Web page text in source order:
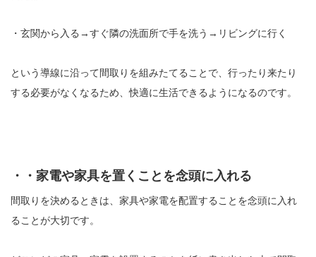
・玄関から入る→すぐ隣の洗面所で手を洗う→リビングに行く
という導線に沿って間取りを組みたてることで、行ったり来たり
する必要がなくなるため、快適に生活できるようになるのです。
・・家電や家具を置くことを念頭に入れる
間取りを決めるときは、家具や家電を配置することを念頭に入れ
ることが大切です。